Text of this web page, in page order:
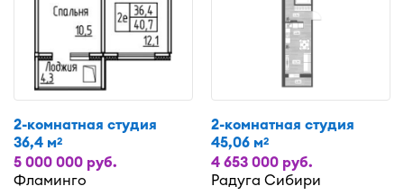
2-комнатная студия
36,4 м2
5 000 000 руб.
Фламинго
2-комнатная студия
45,06 м2
4 653 000 руб.
Радуга Сибири